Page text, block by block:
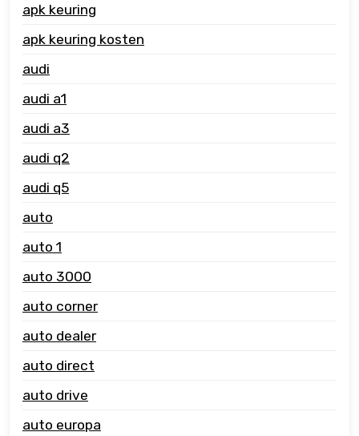
apk keuring
apk keuring kosten
audi
audi a1
audi a3
audi q2
audi q5
auto
auto 1
auto 3000
auto corner
auto dealer
auto direct
auto drive
auto europa